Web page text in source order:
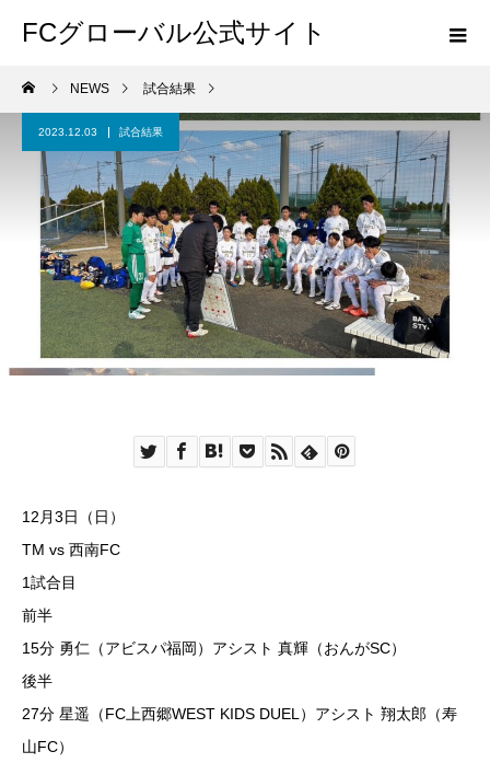
FCグローバル公式サイト
NEWS 試合結果
2023.12.03 試合結果
12月3日（日）
TM vs 西南FC
1試合目
前半
15分 勇仁（アビスパ福岡）アシスト 真輝（おんがSC）
後半
27分 星遥（FC上西郷WEST KIDS DUEL）アシスト 翔太郎（寿
山FC）